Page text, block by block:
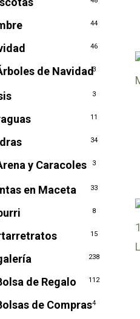
44
46
de Navidad3
3
11
34
y Caracoles 3
en Maceta 33
8
15
238
de Regalo 112
de Compras4